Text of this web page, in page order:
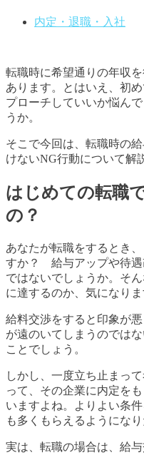
内定・退職・入社
転職時に希望通りの年収
あります。とはいえ、初
プローチしていいか悩ん
うか。
そこで今回は、転職時の
けないNG行動について解
はじめての転職
の？
あなたが転職をするとき
すか？ 給与アップや待遇
ではないでしょうか。そ
に達するのか、気になりま
給料交渉をすると印象が
が遠のいてしまうのでは
ことでしょう。
しかし、一度立ち止まっ
って、その企業に内定を
いますよね。よりよい条
も多くもらえるようになり
実は、転職の場合は、給